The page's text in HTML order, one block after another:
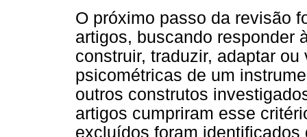
O próximo passo da revisão
artigos, buscando responder
construir, traduzir, adaptar
psicométricas de um
outros construtos
artigos cumpriram esse
excluídos foram